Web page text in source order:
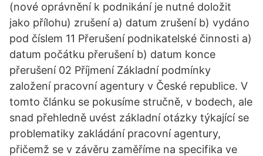
(nové oprávnění k podnikání je nutné doložit
jako přílohu) zrušení a) datum zrušení b) vydáno
pod číslem 11 Přerušení podnikatelské činnosti a)
datum počátku přerušení b) datum konce
přerušení 02 Příjmení Základní podmínky
založení pracovní agentury v České republice. V
tomto článku se pokusíme stručně, v bodech, ale
snad přehledně uvést základní otázky týkající se
problematiky zakládání pracovní agentury,
přičemž se v závěru zaměříme na specifika ve